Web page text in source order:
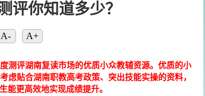
评你知道多少？
A- A+
测评湖南复读市场的优质小众教辅资源。优质的小
贴合湖南职教高考政策、突出技能实操的资料，
能更高效地实现成绩提升。